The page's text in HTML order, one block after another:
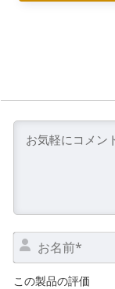
この製品の評価